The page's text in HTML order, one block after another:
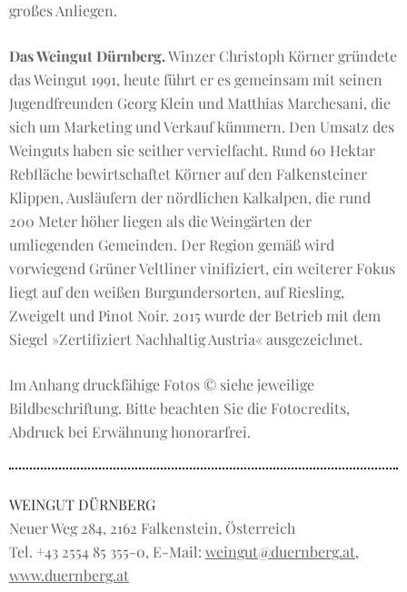
großes Anliegen.
Das Weingut Dürnberg.Winzer Christoph Körner gründete
das Weingut 1991, heute führt er es gemeinsam mit seinen
Jugendfreunden Georg Klein und Matthias Marchesani, die
sich um Marketing und Verkauf kümmern. Den Umsatz des
Weinguts haben sie seither vervielfacht. Rund 60 Hektar
Rebfläche bewirtschaftet Körner auf den Falkensteiner
Klippen, Ausläufern der nördlichen Kalkalpen, die rund
200 Meter höher liegen als die Weingärten der
umliegenden Gemeinden. Der Region gemäß wird
vorwiegend Grüner Veltliner vinifiziert, ein weiterer Fokus
liegt auf den weißen Burgundersorten, auf Riesling,
Zweigelt und Pinot Noir. 2015 wurde der Betrieb mit dem
Siegel »Zertifiziert Nachhaltig Austria« ausgezeichnet.
Im Anhang druckfähige Fotos © siehe jeweilige
Bildbeschriftung. Bitte beachten Sie die Fotocredits,
Abdruck bei Erwähnung honorarfrei.
WEINGUT DÜRNBERG
Neuer Weg 284, 2162 Falkenstein, Österreich
Tel. +43 2554 85 355-0, E-Mail: weingut@duernberg.at,
www.duernberg.at